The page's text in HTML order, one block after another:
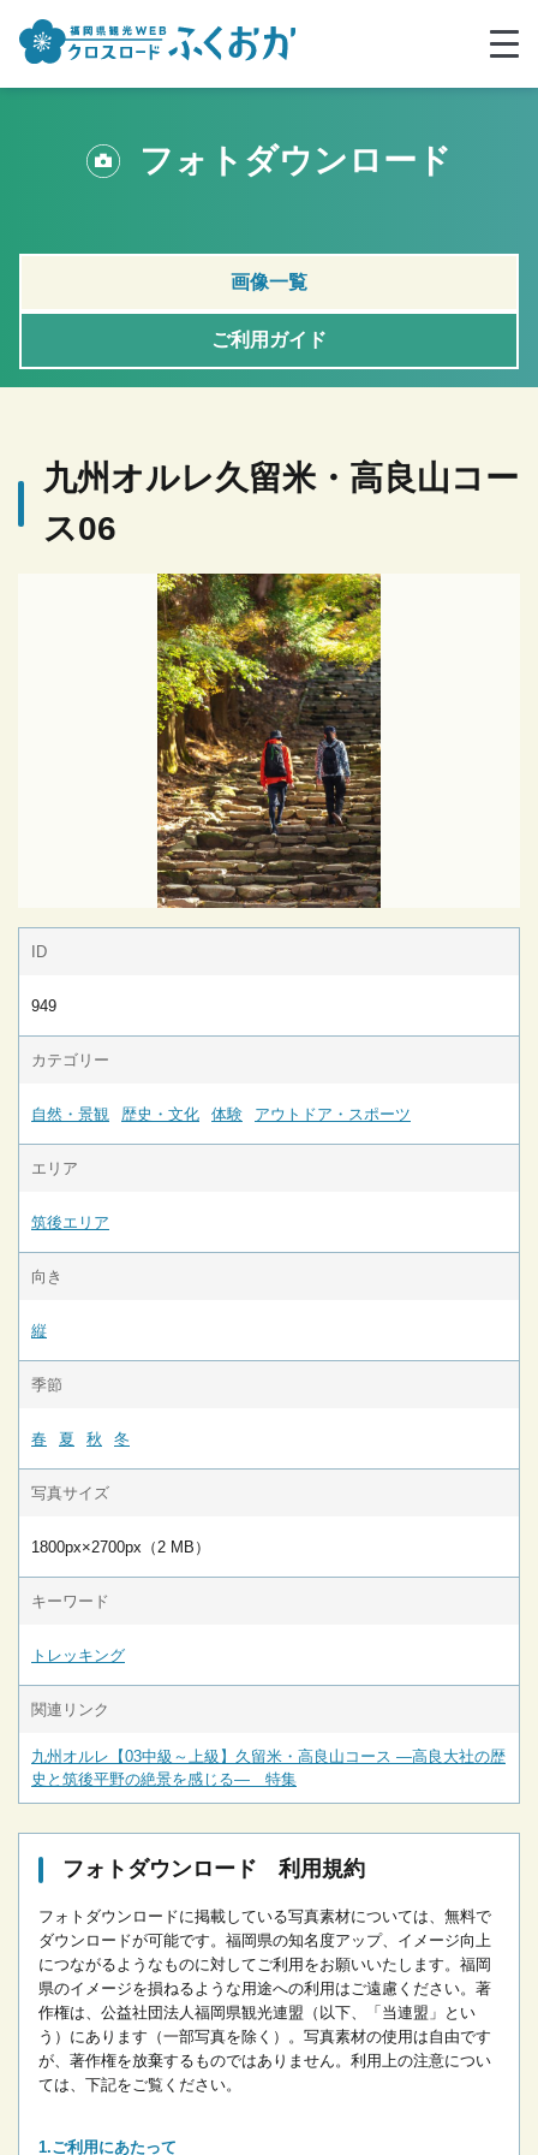
フォトダウンロード
画像一覧
ご利用ガイド
九州オルレ久留米・高良山コー
ス06
ID
949
カテゴリー
自然・景観 歴史・文化 体験 アウトドア・スポーツ
エリア
筑後エリア
向き
縦
季節
春 夏 秋 冬
写真サイズ
1800px×2700px（2 MB）
キーワード
トレッキング
関連リンク
九州オルレ【03中級～上級】久留米・高良山コース ―高良大社の歴
史と筑後平野の絶景を感じる― 特集
フォトダウンロード 利用規約
フォトダウンロードに掲載している写真素材については、無料で
ダウンロードが可能です。 福岡県の知名度アップ、イメージ向上
につながるようなものに対してご利用をお願いいたします。 福岡
県のイメージを損ねるような用途への利用はご遠慮ください。 著
作権は、公益社団法人福岡県観光連盟（以下、「当連盟」とい
う）にあります（一部写真を除く）。写真素材の使用は自由です
が、著作権を放棄するものではありません。 利用上の注意につい
ては、下記をご覧ください。
ご利用にあたって